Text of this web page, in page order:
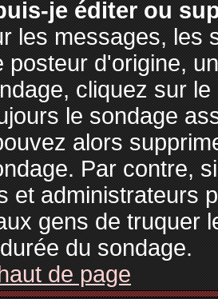
je éditer ou
les messages, les
posteur d'origine,
cliquez sur
le sondage
alors
Par contre,
et administrateurs
gens de truquer
du sondage.
de page